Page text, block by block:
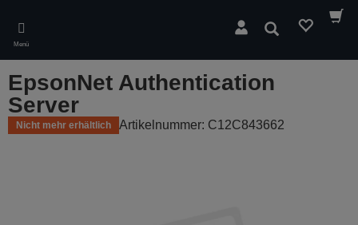
main
content
Menü
Suchen
EpsonNet Authentication
Server
Nicht mehr erhältlich Artikelnummer: C12C843662